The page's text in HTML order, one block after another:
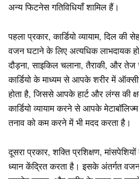
अन्य फिटनेस गतिविधियाँ शामिल हैं।
पहला प्रकार, कार्डियो व्यायाम, दिल
वजन घटाने के लिए अत्यधिक लाभदायक
दौड़ना, साइकिल चलाना, तैराकी, और तेज
कार्डियो के माध्यम से आपके शरीर में
होता है, जिससे आपके हार्ट और लंग्स की
कार्डियो व्यायाम करने से आपके
तनाव को कम करने में भी मदद करता है।
दूसरा प्रकार, शक्ति प्रशिक्षण,
ध्यान केंद्रित करता है। इसके अंतर्गत